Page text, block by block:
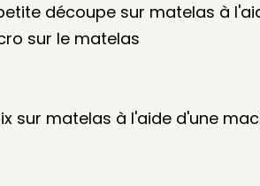
découpe sur matelas à
sur le matelas
sur matelas à l'aide d'une